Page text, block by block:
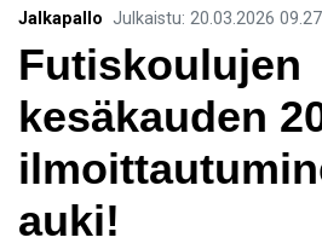
Jalkapallo Julkaistu: 20.03.2026 09.27
Futiskoulujen
kesäkauden
auki!